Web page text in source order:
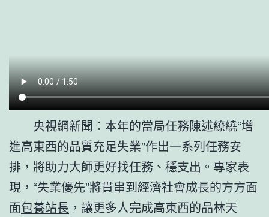
央視網新聞：本年的當局任務陳述繚繞“增
進高東西的品質充足失業”作出一系列任務安
排，將助力大師更好找任務、穩支出。專家表
現，“失業優先”將貫串到經濟社會成長的方方面
面包養站長 ，讓更多人完成高東西的品林天